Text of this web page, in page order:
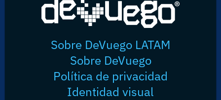
Sobre DeVuego LATAM
Sobre DeVuego
Política de privacidad
Identidad visual